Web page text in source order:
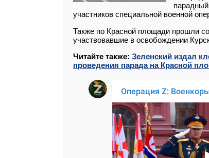
участников специальной военной
Также по Красной площади прошли
участвовавшие в освобождении
Читайте также: Зеленский издал
проведения парада на Красной